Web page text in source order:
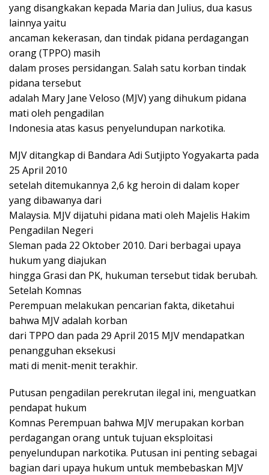
yang disangkakan kepada Maria dan Julius, dua kasus
lainnya yaitu
ancaman kekerasan, dan tindak pidana perdagangan
orang (TPPO) masih
dalam proses persidangan. Salah satu korban tindak
pidana tersebut
adalah Mary Jane Veloso (MJV) yang dihukum pidana
mati oleh pengadilan
Indonesia atas kasus penyelundupan narkotika.
MJV ditangkap di Bandara Adi Sutjipto Yogyakarta pada
25 April 2010
setelah ditemukannya 2,6 kg heroin di dalam koper
yang dibawanya dari
Malaysia. MJV dijatuhi pidana mati oleh Majelis Hakim
Pengadilan Negeri
Sleman pada 22 Oktober 2010. Dari berbagai upaya
hukum yang diajukan
hingga Grasi dan PK, hukuman tersebut tidak berubah.
Setelah Komnas
Perempuan melakukan pencarian fakta, diketahui
bahwa MJV adalah korban
dari TPPO dan pada 29 April 2015 MJV mendapatkan
penangguhan eksekusi
mati di menit-menit terakhir.
Putusan pengadilan perekrutan ilegal ini, menguatkan
pendapat hukum
Komnas Perempuan bahwa MJV merupakan korban
perdagangan orang untuk tujuan eksploitasi
penyelundupan narkotika. Putusan ini penting sebagai
bagian dari upaya hukum untuk membebaskan MJV